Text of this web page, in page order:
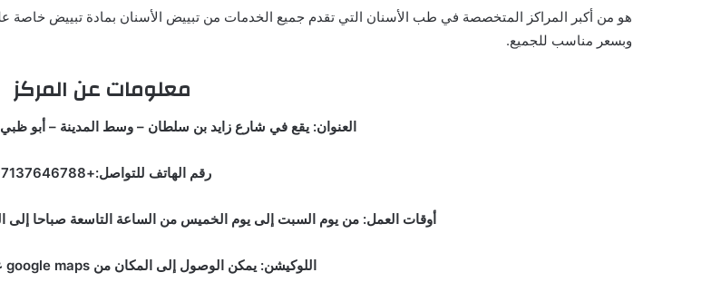
هو من أكبر المراكز المتخصصة في طب الأسنان التي تقدم جميع الخدمات من تبييض الأسنان بمادة تبييض خاصة
وبسعر مناسب للجميع.
معلومات عن المركز
العنوان: يقع في شارع زايد بن سلطان – وسط المدينة – أبو ظبي
رقم الهاتف للتواصل:+97137646788
أوقات العمل: من يوم السبت إلى يوم الخميس من الساعة التاسعة صباحا إلى
اللوكيشن: يمكن الوصول إلى المكان من google maps عن طريق